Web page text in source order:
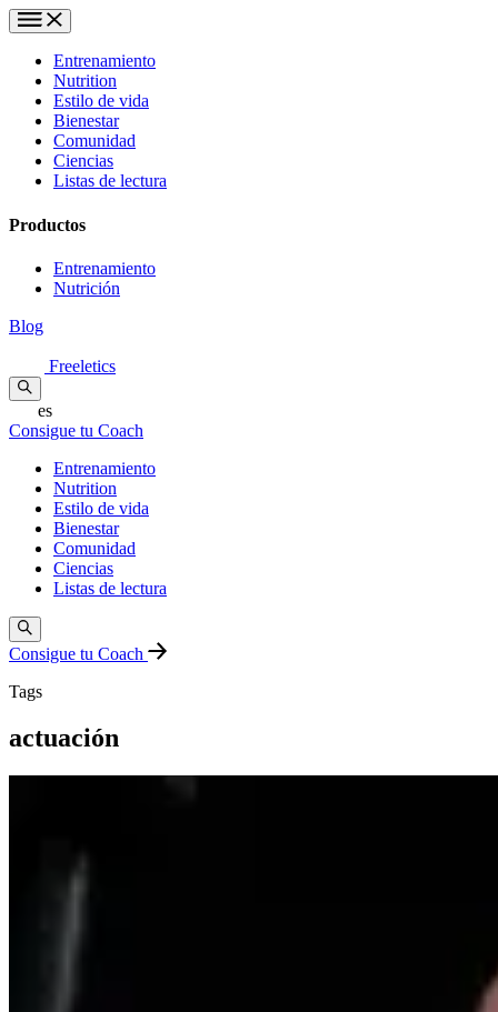
Entrenamiento
Nutrition
Estilo de vida
Bienestar
Comunidad
Ciencias
Listas de lectura
Productos
Entrenamiento
Nutrición
Blog
Freeletics
es
Consigue tu Coach
Entrenamiento
Nutrition
Estilo de vida
Bienestar
Comunidad
Ciencias
Listas de lectura
Consigue tu Coach
Tags
actuación